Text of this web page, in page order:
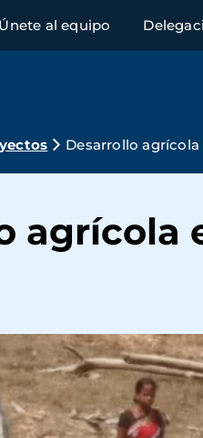
Únete al equipo
Desarrollo agrícola
agrícola